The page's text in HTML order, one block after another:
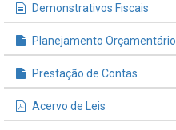
Demonstrativos Fiscais
Planejamento Orçamentário
Prestação de Contas
Acervo de Leis